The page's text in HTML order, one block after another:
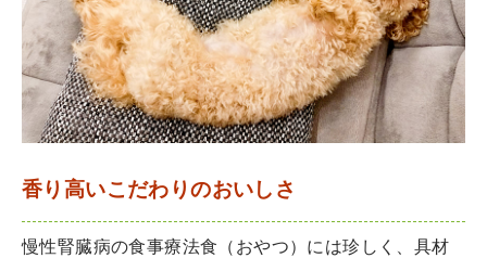
香り高いこだわりのおいしさ
慢性腎臓病の食事療法食（おやつ）には珍しく、具材